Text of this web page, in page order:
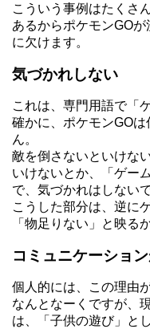
こういう事例はたくさ
あるからポケモンGO
に欠けます。
気づかれしない
これは、専門用語で「
確かに、ポケモンGO
ん。
敵を倒さないといけな
いけないとか、「ゲー
で、気づかれはしない
こうした部分は、逆に
「物足りない」と映る
コミュニケーショ
個人的には、この理由
なんとなーくですが、
は、「子供の遊び」と